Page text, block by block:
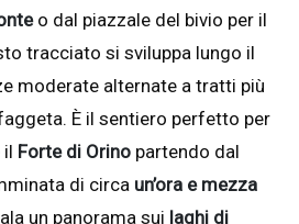
o dal piazzale del bivio per il
tracciato si sviluppa lungo il
moderate alternate a tratti più
È il sentiero perfetto per
il Forte di Orino partendo dal
di circa un’ora e mezza
un panorama sui laghi di